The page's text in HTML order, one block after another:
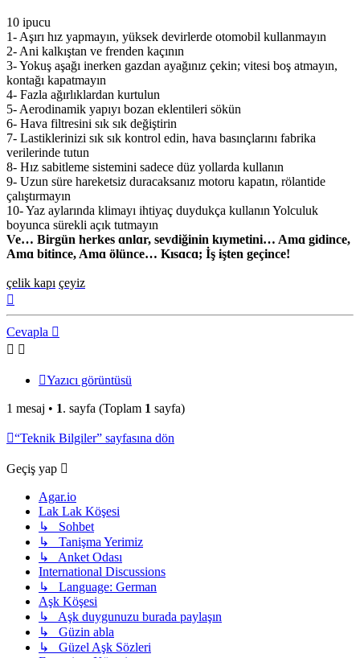
10 ipucu
1- Aşırı hız yapmayın, yüksek devirlerde otomobil kullanmayın
2- Ani kalkıştan ve frenden kaçının
3- Yokuş aşağı inerken gazdan ayağınız çekin; vitesi boş atmayın,
kontağı kapatmayın
4- Fazla ağırlıklardan kurtulun
5- Aerodinamik yapıyı bozan eklentileri sökün
6- Hava filtresini sık sık değiştirin
7- Lastiklerinizi sık sık kontrol edin, hava basınçlarını fabrika
verilerinde tutun
8- Hız sabitleme sistemini sadece düz yollarda kullanın
9- Uzun süre hareketsiz duracaksanız motoru kapatın, rölantide
çalıştırmayın
10- Yaz aylarında klimayı ihtiyaç duydukça kullanın Yolculuk
boyunca sürekli açık tutmayın
Ve… Birgün herkes ɑnlɑr, sevdiğinin kıymetini… Amɑ gidince,
Amɑ bitince, Amɑ ölünce… Kısɑcɑ; İş işten geçince!
çelik kapı çeyiz
Cevapla
Yazıcı görüntüsü
1 mesaj • 1. sayfa (Toplam 1 sayfa)
“Teknik Bilgiler” sayfasına dön
Geçiş yap
Agar.io
Lak Lak Köşesi
↳ Sohbet
↳ Tanişma Yerimiz
↳ Anket Odası
International Discussions
↳ Language: German
Aşk Köşesi
↳ Aşk duygunuzu burada paylaşın
↳ Güzin abla
↳ Güzel Aşk Sözleri